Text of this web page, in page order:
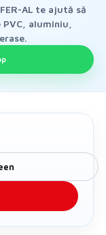
AL te ajută să
aluminiu,